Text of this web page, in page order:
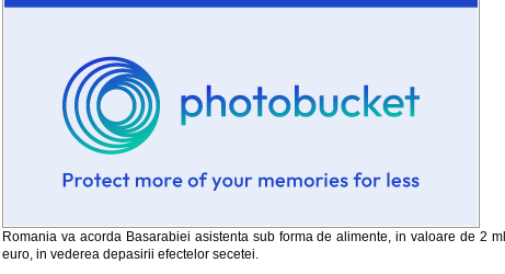
Romania va acorda Basarabiei asistenta sub forma de alimente, in valoare de 2
euro, in vederea depasirii efectelor secetei.